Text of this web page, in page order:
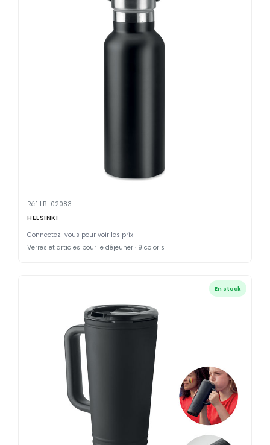
Réf. LB-02083
HELSINKI
Connectez-vous pour voir les prix
Verres et articles pour le déjeuner · 9 coloris
En stock